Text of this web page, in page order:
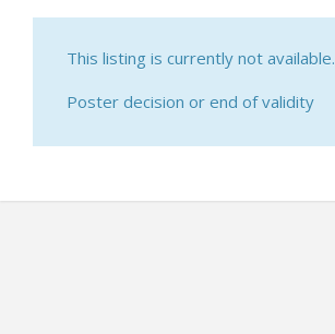
This listing is currently not available.
Poster decision or end of validity